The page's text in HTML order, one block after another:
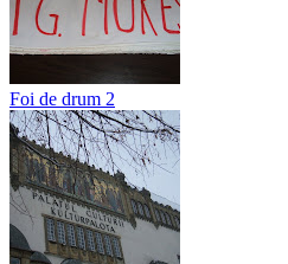
Foi de drum 2